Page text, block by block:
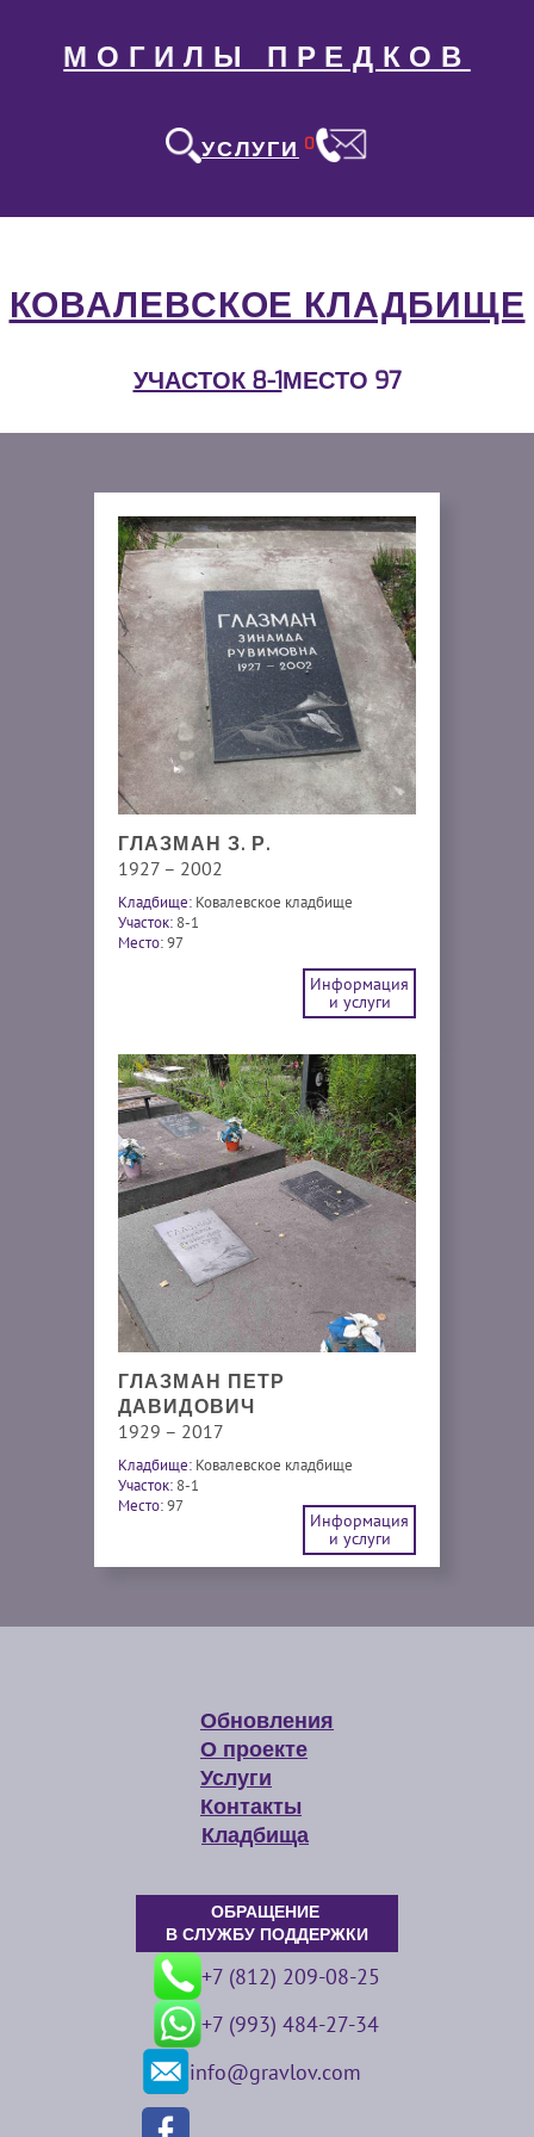
МОГИЛЫ ПРЕДКОВ
УСЛУГИ 0
КОВАЛЕВСКОЕ КЛАДБИЩЕ
УЧАСТОК 8-1МЕСТО 97
ГЛАЗМАН З. Р.
1927 – 2002
Кладбище: Ковалевское кладбище
Участок: 8-1
Место:97
Информация
и услуги
ГЛАЗМАН ПЕТР
ДАВИДОВИЧ
1929 – 2017
Кладбище: Ковалевское кладбище
Участок: 8-1
Место:97
Информация
и услуги
Обновления
О проекте
Услуги
Контакты
Кладбища
ОБРАЩЕНИЕ
В СЛУЖБУ ПОДДЕРЖКИ
+7 (812) 209-08-25
+7 (993) 484-27-34
info@gravlov.com